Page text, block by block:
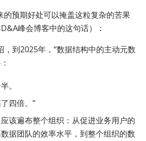
预期好处可以掩盖这粒复杂的苦果
峰会博客中的这句话）：
到2025年，“数据结构中的主动元数
。
四倍。”
该遍布整个组织：从促进业务用户的
据团队的效率水平，到整个组织的数